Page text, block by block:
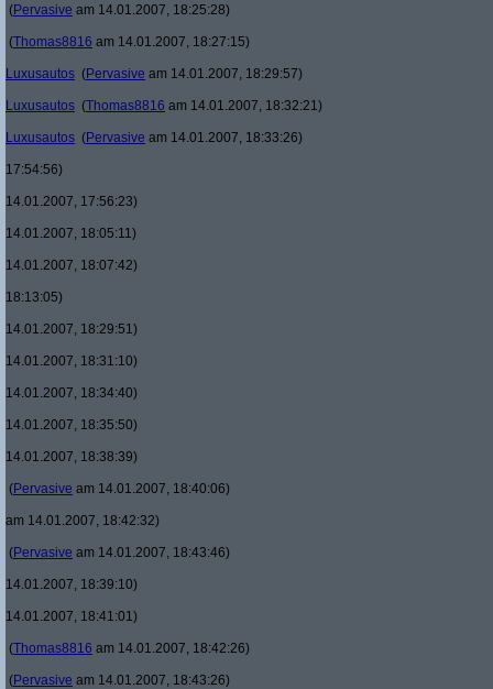
(Pervasive am 14.01.2007, 18:25:28)
(Thomas8816 am 14.01.2007, 18:27:15)
Luxusautos (Pervasive am 14.01.2007, 18:29:57)
Luxusautos (Thomas8816 am 14.01.2007, 18:32:21)
Luxusautos (Pervasive am 14.01.2007, 18:33:26)
17:54:56)
14.01.2007, 17:56:23)
14.01.2007, 18:05:11)
14.01.2007, 18:07:42)
18:13:05)
14.01.2007, 18:29:51)
14.01.2007, 18:31:10)
14.01.2007, 18:34:40)
14.01.2007, 18:35:50)
14.01.2007, 18:38:39)
(Pervasive am 14.01.2007, 18:40:06)
am 14.01.2007, 18:42:32)
(Pervasive am 14.01.2007, 18:43:46)
14.01.2007, 18:39:10)
14.01.2007, 18:41:01)
(Thomas8816 am 14.01.2007, 18:42:26)
(Pervasive am 14.01.2007, 18:43:26)